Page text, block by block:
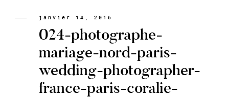
Portfolio
A PROPOS CORALIE
Contact
janvier 14, 2016
024-photographe-
mariage-nord-paris-
wedding-photographer-
france-paris-coralie-